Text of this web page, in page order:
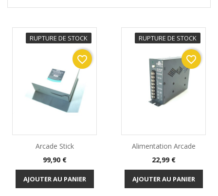
RUPTURE DE STOCK
Arcade Stick
Prix
99,90 €
AJOUTER AU PANIER
favorite_border
RUPTURE DE STOCK
Alimentation Arcade
Prix
22,99 €
AJOUTER AU PANIER
favorite_border